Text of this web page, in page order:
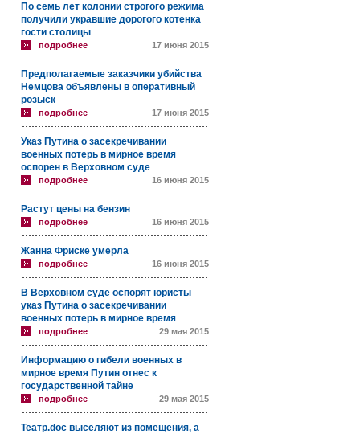
По семь лет колонии строгого режима
получили укравшие дорогого котенка
гости столицы
подробнее 17 июня 2015
Предполагаемые заказчики убийства
Немцова объявлены в оперативный
розыск
подробнее 17 июня 2015
Указ Путина о засекречивании
военных потерь в мирное время
оспорен в Верховном суде
подробнее 16 июня 2015
Растут цены на бензин
подробнее 16 июня 2015
Жанна Фриске умерла
подробнее 16 июня 2015
В Верховном суде оспорят юристы
указ Путина о засекречивании
военных потерь в мирное время
подробнее 29 мая 2015
Информацию о гибели военных в
мирное время Путин отнес к
государственной тайне
подробнее 29 мая 2015
Театр.doc выселяют из помещения, а